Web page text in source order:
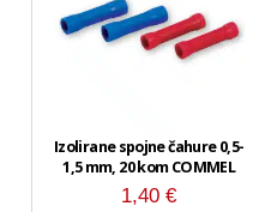
Izolirane spojne čahure 0,5-
1,5 mm, 20 kom COMMEL
1,40€